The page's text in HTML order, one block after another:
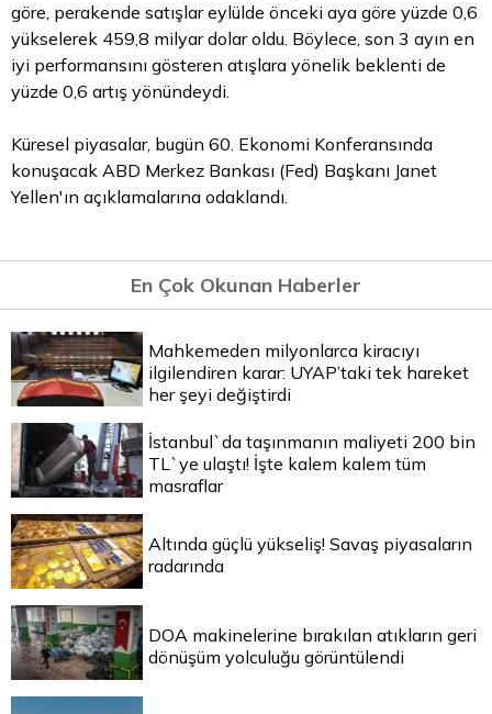
göre, perakende satışlar eylülde önceki aya göre yüzde 0,6
yükselerek 459,8 milyardolaroldu. Böylece, son 3 ayın en
iyi performansını gösteren atışlara yönelik beklenti de
yüzde 0,6 artış yönündeydi.
Küresel piyasalar, bugün 60. Ekonomi Konferansında
konuşacak ABD Merkez Bankası (Fed) Başkanı Janet
Yellen'ın açıklamalarına odaklandı.
En Çok Okunan Haberler
Mahkemeden milyonlarca kiracıyı
ilgilendiren karar: UYAP’taki tek hareket
her şeyi değiştirdi
İstanbul`da taşınmanın maliyeti 200 bin
TL`ye ulaştı! İşte kalem kalem tüm
masraflar
Altında güçlü yükseliş! Savaş piyasaların
radarında
DOA makinelerine bırakılan atıkların geri
dönüşüm yolculuğu görüntülendi